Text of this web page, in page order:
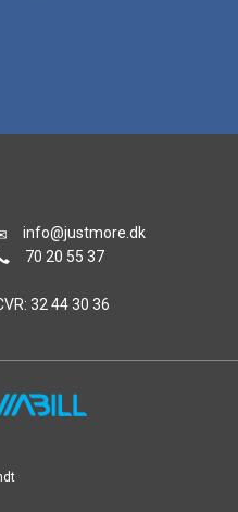
info@justmore.dk
70 20 55 37
32 44 30 36